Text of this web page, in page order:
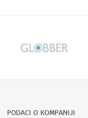
PODACI O KOMPANIJI